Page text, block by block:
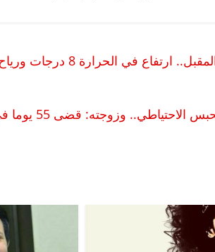
هيئة الأرصاد تتوقع الظواهر الجوية الأسبوع
الصحفي السيد شحتة